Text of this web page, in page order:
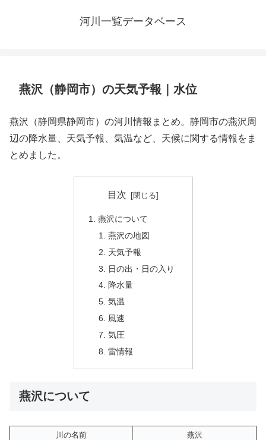
河川一覧データベース
燕沢（静岡市）の天気予報｜水位
燕沢（静岡県静岡市）の河川情報まとめ。静岡市の燕沢周
辺の降水量、天気予報、気温など、天候に関する情報をま
とめました。
目次
燕沢について
燕沢の地図
天気予報
日の出・日の入り
降水量
気温
風速
気圧
雷情報
燕沢について
川の名前
燕沢